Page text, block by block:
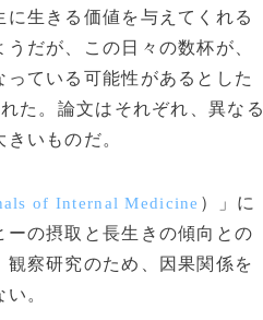
生きる価値を与えてくれる
だが、この日々の数杯が、
ている可能性があるとした
た。論文はそれぞれ、異なる
いものだ。
of Internal Medicine ）」に
の摂取と長生きの傾向との
察研究のため、因果関係を
。